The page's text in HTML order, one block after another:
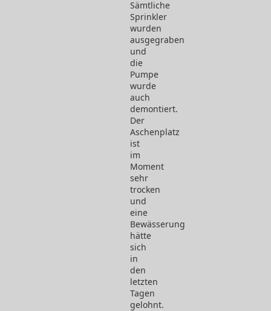
Sämtliche
Sprinkler
wurden
ausgegraben
und
die
Pumpe
wurde
auch
demontiert.
Der
Aschenplatz
ist
im
Moment
sehr
trocken
und
eine
Bewässerung
hätte
sich
in
den
letzten
Tagen
gelohnt.